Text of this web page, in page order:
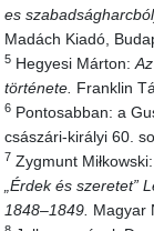
es
Madách Kiadó,
5 Hegyesi Márton:
története. Franklin
6 Pontosabban: a
császári-királyi 60.
7 Zygmunt
„Érdek és szeretet”
1848–1849. Magyar